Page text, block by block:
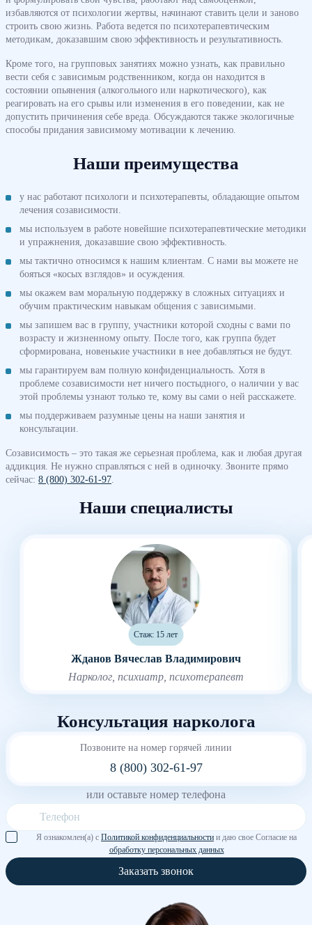
избавляются от психологии жертвы, начинают ставить цели и заново
строить свою жизнь. Работа ведется по психотерапевтическим
методикам, доказавшим свою эффективность и результативность.
Кроме того, на групповых занятиях можно узнать, как правильно
вести себя с зависимым родственником, когда он находится в
состоянии опьянения (алкогольного или наркотического), как
реагировать на его срывы или изменения в его поведении, как не
допустить причинения себе вреда. Обсуждаются также экологичные
способы придания зависимому мотивации к лечению.
Наши преимущества
у нас работают психологи и психотерапевты, обладающие опытом
лечения созависимости.
мы используем в работе новейшие психотерапевтические методики
и упражнения, доказавшие свою эффективность.
мы тактично относимся к нашим клиентам. С нами вы можете не
бояться «косых взглядов» и осуждения.
мы окажем вам моральную поддержку в сложных ситуациях и
обучим практическим навыкам общения с зависимыми.
мы запишем вас в группу, участники которой сходны с вами по
возрасту и жизненному опыту. После того, как группа будет
сформирована, новенькие участники в нее добавляться не будут.
мы гарантируем вам полную конфиденциальность. Хотя в
проблеме созависимости нет ничего постыдного, о наличии у вас
этой проблемы узнают только те, кому вы сами о ней расскажете.
мы поддерживаем разумные цены на наши занятия и
консультации.
Созависимость – это такая же серьезная проблема, как и любая другая
аддикция. Не нужно справляться с ней в одиночку. Звоните прямо
сейчас: 8 (800) 302-61-97
Наши специалисты
Стаж: 15 лет
Жданов Вячеслав Владимирович
Нарколог, психиатр, психотерапевт
Консультация нарколога
Позвоните на номер горячей линии
8 (800) 302-61-97
или оставьте номер телефона
Я ознакомлен(а) с Политикой конфиденциальности и даю свое Согласие на
обработку персональных данных
Заказать звонок